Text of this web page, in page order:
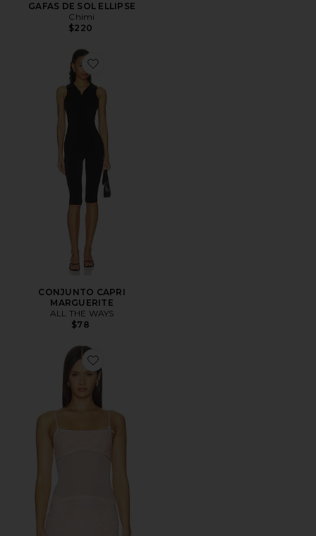
GAFAS DE SOL ELLIPSE
Chimi
$220
Favorite CONJUNTO CAPRI MARGUERITE
CONJUNTO CAPRI
MARGUERITE
ALL THE WAYS
$78
Favorite Marisel Top